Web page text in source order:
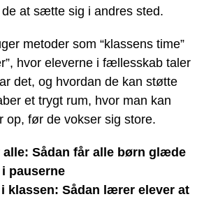
at sætte sig i andres sted.
metoder som “klassens time”
hvor eleverne i fællesskab taler
det, og hvordan de kan støtte
et trygt rum, hvor man kan
før de vokser sig store.
Sådan får alle børn glæde
pauserne
klassen: Sådan lærer elever at